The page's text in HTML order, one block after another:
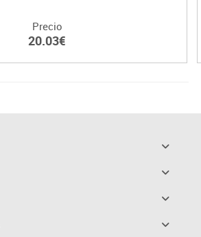
Precio
20.03€